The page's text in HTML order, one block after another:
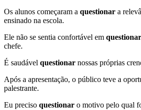
Os alunos começaram a questionar a
ensinado na escola.
Ele não se sentia confortável em questionar
chefe.
É saudável questionar nossas próprias
Após a apresentação, o público teve a
palestrante.
Eu preciso questionar o motivo pelo qual